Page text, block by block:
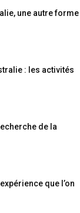
une autre forme
: les activités
de la
que l’on